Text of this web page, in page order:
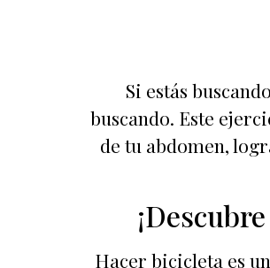
Si estás
buscando. Este
de tu abdomen,
Hacer bicicleta es